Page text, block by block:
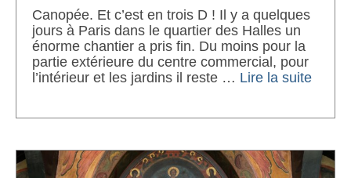
Canopée. Et c’est en trois D ! Il y a quelques
jours à Paris dans le quartier des Halles un
énorme chantier a pris fin. Du moins pour la
partie extérieure du centre commercial, pour
l’intérieur et les jardins il reste … Lire la suite­­